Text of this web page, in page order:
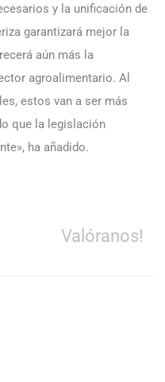
y la unificación de
garantizará mejor la
aún más la
agroalimentario. Al
estos van a ser más
que la legislación
ha añadido.
Valóranos!